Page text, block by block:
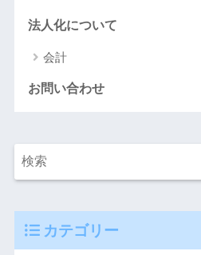
法人化について
会計
お問い合わせ
カテゴリー